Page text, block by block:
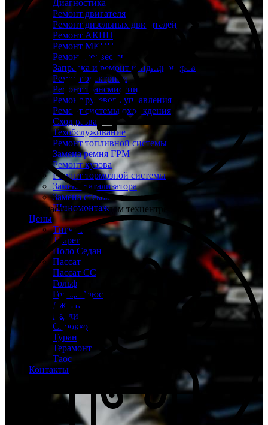
Диагностика
Ремонт двигателя
Ремонт дизельных двигателей
Ремонт АКПП
Ремонт МКПП
Ремонт подвески
Заправка и ремонт кондиционеров
Ремонт электрики
Ремонт трансмиссии
Ремонт рулевого управления
Ремонт системы охлаждения
Сход развал
Техобслуживание
Ремонт топливной системы
Замена ремня ГРМ
Ремонт кузова
Ремонт тормозной системы
Замена катализатора
Замена стекол
Шиномонтаж
Цены
Тигуан
Туарег
Поло Седан
Пассат
Пассат СС
Гольф
Гольф Плюс
Джетта
Кадди
Сирокко
Туран
Терамонт
Таос
Контакты
Склад запчастей при каждом техцентре